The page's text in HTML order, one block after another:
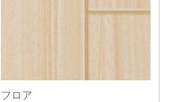
フロア